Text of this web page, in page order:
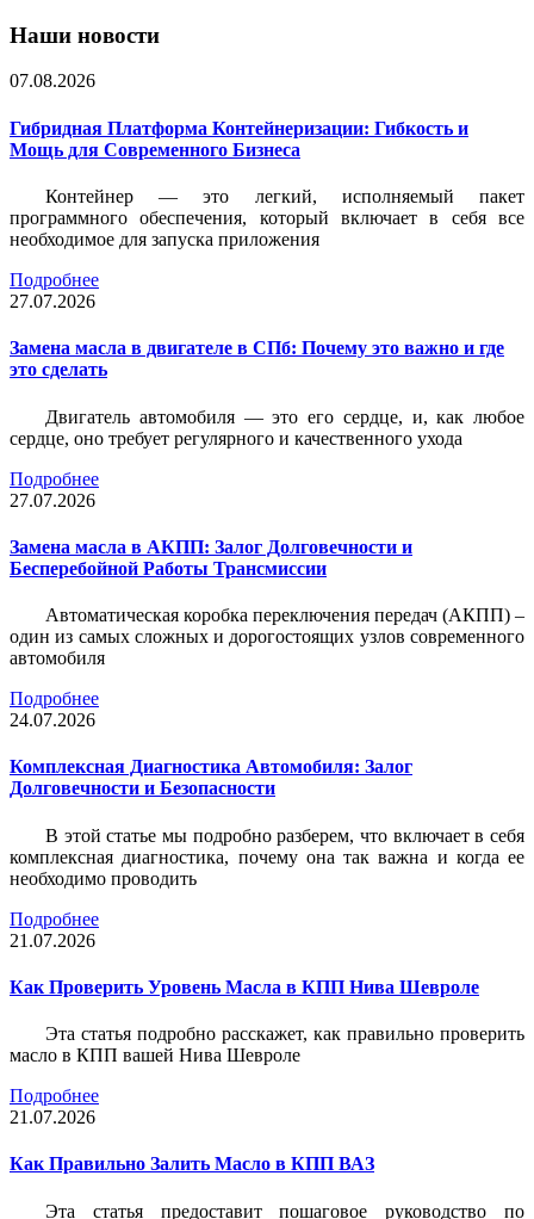
Наши новости
07.08.2026
Гибридная Платформа Контейнеризации: Гибкость и
Мощь для Современного Бизнеса
Контейнер — это легкий, исполняемый пакет
программного обеспечения, который включает в себя все
необходимое для запуска приложения
Подробнее
27.07.2026
Замена масла в двигателе в СПб: Почему это важно и где
это сделать
Двигатель автомобиля — это его сердце, и, как любое
сердце, оно требует регулярного и качественного ухода
Подробнее
27.07.2026
Замена масла в АКПП: Залог Долговечности и
Бесперебойной Работы Трансмиссии
Автоматическая коробка переключения передач (АКПП) –
один из самых сложных и дорогостоящих узлов современного
автомобиля
Подробнее
24.07.2026
Комплексная Диагностика Автомобиля: Залог
Долговечности и Безопасности
В этой статье мы подробно разберем, что включает в себя
комплексная диагностика, почему она так важна и когда ее
необходимо проводить
Подробнее
21.07.2026
Как Проверить Уровень Масла в КПП Нива Шевроле
Эта статья подробно расскажет, как правильно проверить
масло в КПП вашей Нива Шевроле
Подробнее
21.07.2026
Как Правильно Залить Масло в КПП ВАЗ
Эта статья предоставит пошаговое руководство по